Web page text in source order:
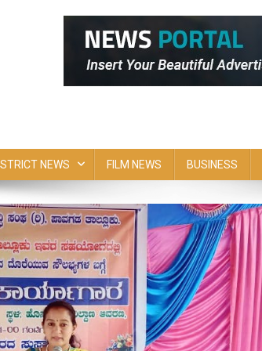
NEWS FILM NEWS BUSINESS